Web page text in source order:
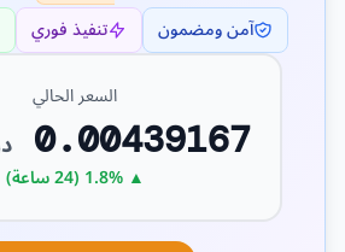
آمن ومضمون تنفيذ فوري
السعر الحالي
0.00439167
▲ 1.8% (24 ساعة)